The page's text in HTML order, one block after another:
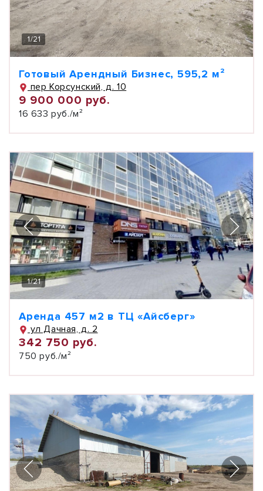
1/21
Готовый Арендный Бизнес, 595,2 м²
пер Корсунский, д. 10
9 900 000 руб.
16 633 руб./м²
1/21
Аренда 457 м2 в ТЦ «Айсберг»
ул Дачная, д. 2
342 750 руб.
750 руб./м²